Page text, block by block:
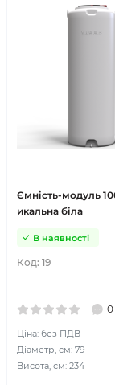
Ємність-модуль
икальна біла
Код: 19
В наявності
0
Ціна: без ПДВ
Діаметр, см: 79
Висота, см: 234